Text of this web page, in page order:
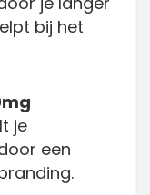
bij het
je
een